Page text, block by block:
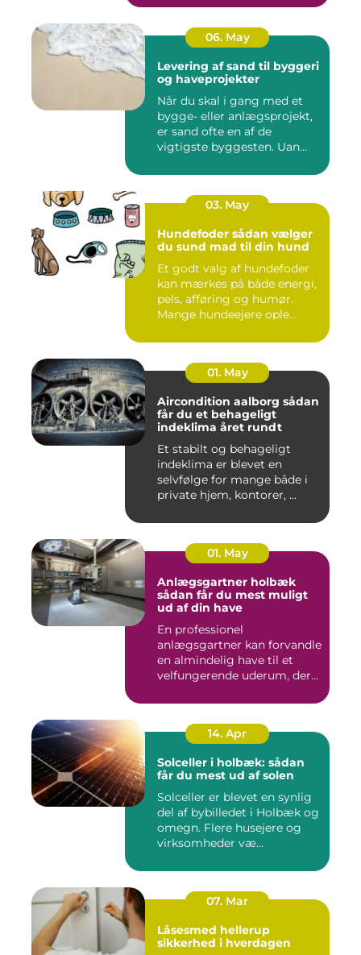
06. May
Levering af sand til byggeri
og haveprojekter
Når du skal i gang med et
bygge- eller anlægsprojekt,
er sand ofte en af de
vigtigste byggesten. Uan...
03. May
Hundefoder sådan vælger
du sund mad til din hund
Et godt valg af hundefoder
kan mærkes på både energi,
pels, afføring og humør.
Mange hundeejere ople...
01. May
Aircondition aalborg sådan
får du et behageligt
indeklima året rundt
Et stabilt og behageligt
indeklima er blevet en
selvfølge for mange både i
private hjem, kontorer, ...
01. May
Anlægsgartner holbæk
sådan får du mest muligt
ud af din have
En professionel
anlægsgartner kan forvandle
en almindelig have til et
velfungerende uderum, der
14. Apr
Solceller i holbæk: sådan
får du mest ud af solen
Solceller er blevet en synlig
del af bybilledet i Holbæk og
omegn. Flere husejere og
virksomheder væ...
07. Mar
Låsesmed hellerup
sikkerhed i hverdagen